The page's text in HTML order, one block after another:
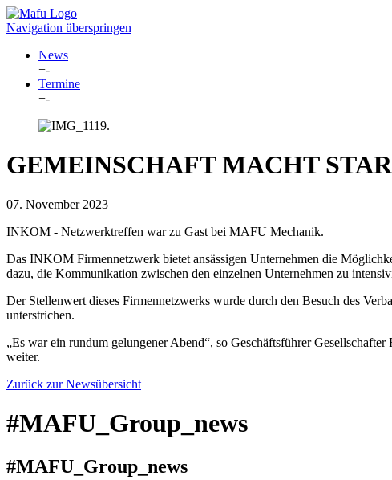
Navigation überspringen
News
+-
Termine
+-
GEMEINSCHAFT MACHT
07. November 2023
INKOM - Netzwerktreffen war zu Gast bei MAFU Mechanik.
Das INKOM Firmennetzwerk bietet ansässigen Unternehmen die
dazu, die Kommunikation zwischen den einzelnen Unternehmen zu
Der Stellenwert dieses Firmennetzwerks wurde durch den Besuch des
unterstrichen.
„Es war ein rundum gelungener Abend“, so Geschäftsführer
weiter.
Zurück zur Newsübersicht
#MAFU_Group_news
#MAFU_Group_news